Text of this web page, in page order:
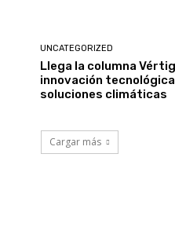
UNCATEGORIZED
Llega la columna
innovación
soluciones climáticas
Cargar más